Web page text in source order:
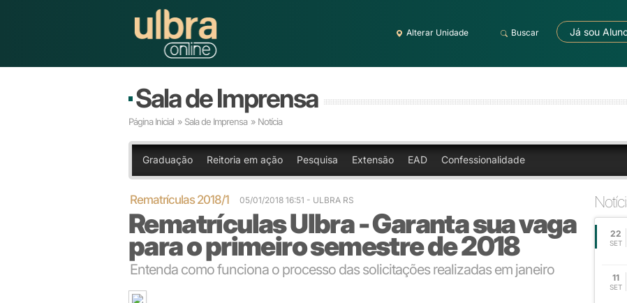
Alterar Unidade Buscar Já sou
Sala de Imprensa
Página Inicial » Sala de Imprensa » Notícia
Graduação Reitoria em ação Pesquisa Extensão EAD Confessionalidade
Rematrículas 2018/1 05/01/2018 16:51 - ULBRA RS
Rematrículas Ulbra - Garanta sua vaga
para o primeiro semestre de 2018
Entenda como funciona o processo das solicitações realizadas em janeiro
22
SET
11
SET